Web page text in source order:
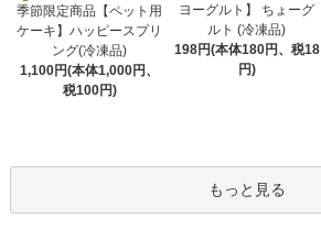
季節限定商品【ペット用
ケーキ】ハッピースプリ
ング(冷凍品)
1,100円(本体1,000円、
税100円)
ヨーグルト】 ちょーグ
ルト (冷凍品)
198円(本体180円、税18
円)
もっと見る